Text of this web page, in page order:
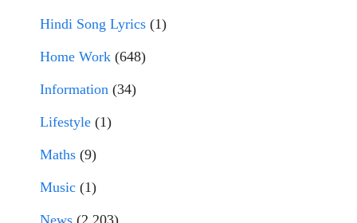
Hindi Song Lyrics (1)
Home Work (648)
Information (34)
Lifestyle (1)
Maths (9)
Music (1)
News (2,203)